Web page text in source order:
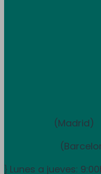
(Madrid)
} Lunes a jueves: